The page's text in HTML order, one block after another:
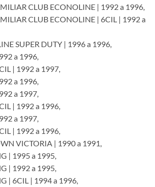
CLUB ECONOLINE | 1992 a 1996,
CLUB ECONOLINE | 6CIL | 1992 a
SUPER DUTY | 1996 a 1996,
a 1996,
| 1992 a 1997,
a 1996,
a 1997,
| 1992 a 1996,
a 1997,
| 1992 a 1996,
VICTORIA | 1990 a 1991,
| 1995 a 1995,
| 1992 a 1995,
| 6CIL | 1994 a 1996,